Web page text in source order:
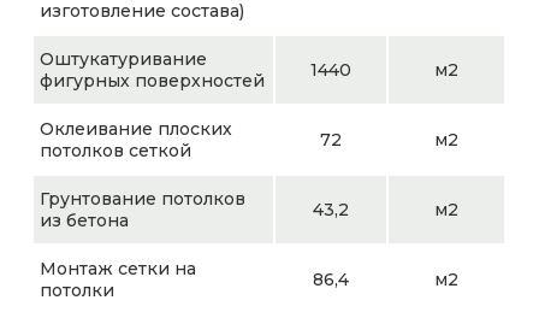
изготовление состава)
Оштукатуривание
фигурных поверхностей
1440 м2
Оклеивание плоских
потолков сеткой
72 м2
Грунтование потолков
из бетона
43,2 м2
Монтаж сетки на
потолки
86,4 м2